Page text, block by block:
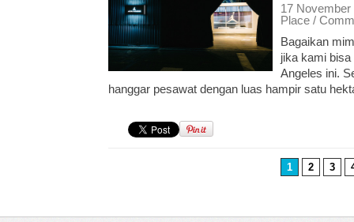
17
Place /
Bagaikan
jika kami bisa
Angeles ini.
hanggar pesawat dengan luas hampir satu
1 2 3